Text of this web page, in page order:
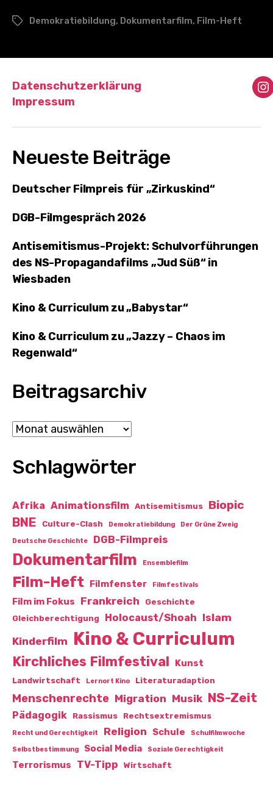
Schlagwörter
Demokratiebildung, Dokumentarfilm, Film-Heft
Datenschutzerklärung
Impressum
Neueste Beiträge
Deutscher Filmpreis für „Zirkuskind“
DGB-Filmgespräch 2026
Antisemitismus-Projekt: Schulvorführungen
des NS-Propagandafilms „Jud Süß“ in
Wiesbaden
Kino & Curriculum zu „Babystar“
Kino & Curriculum zu „Jazzy – Chaos im
Regenwald“
Beitragsarchiv
Archiv
Schlagwörter
Afrika Animationsfilm Antisemitismus Biopic
BNE Culture-Clash Demokratiebildung Der Grüne Zweig
Deutsche Geschichte DGB-Filmpreis
Dokumentarfilm Ensemblefilm
Film-Heft Filmfenster Filmfestivals
Film im Fokus Frankreich
Geschichte
Gleichberechtigung
Holocaust/Shoah Islam
Kinderfilm Kino & Curriculum
Kirchliches Filmfestival Kunst
Landwirtschaft Lernort Kino Literaturadaption
Menschenrechte Migration Musik NS-Zeit
Pädagogik Rassismus Rechtsextremismus
Recht und Gerechtigkeit Religion Schule Schulfilmwoche
Selbstbestimmung Social Media Soziale Gerechtigkeit
Terrorismus TV-Tipp Wirtschaft